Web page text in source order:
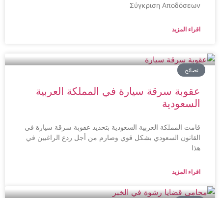
Σύγκριση Αποδόσεων
اقراء المزيد
نصائح
عقوبة سرقة سيارة في المملكة العربية
السعودية
قامت المملكة العربية السعودية بتحديد عقوبة سرقة سيارة في
القانون السعودي بشكل قوي وصارم من أجل ردع الراغبين في
اقراء المزيد